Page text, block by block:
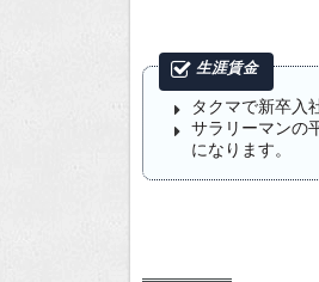
タクマで新卒入
サラリーマンの
になります。